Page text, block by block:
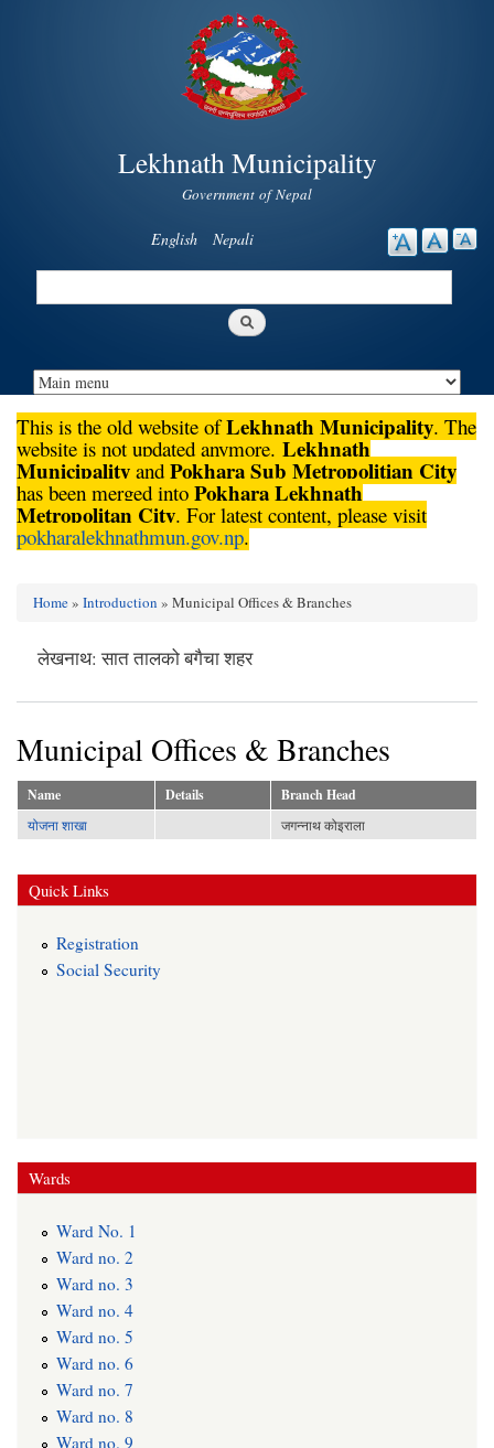
main
content
Lekhnath Municipality
Government of Nepal
English Nepali
Search
This is the old website ofLekhnath Municipality. The
website is not updated anymore. Lekhnath
Municipality and Pokhara Sub Metropolitian City
has been merged into Pokhara Lekhnath
Metropolitan City. For latest content, please visit
pokharalekhnathmun.gov.np.
Home» Introduction » Municipal Offices & Branches
लेखनाथ: सात तालको बगैचा शहर
Municipal Offices & Branches
Name Details Branch Head
योजना शाखा जगन्नाथ कोइराला
Quick Links
Registration
Social Security
Wards
Ward No. 1
Ward no. 2
Ward no. 3
Ward no. 4
Ward no. 5
Ward no. 6
Ward no. 7
Ward no. 8
Ward no. 9